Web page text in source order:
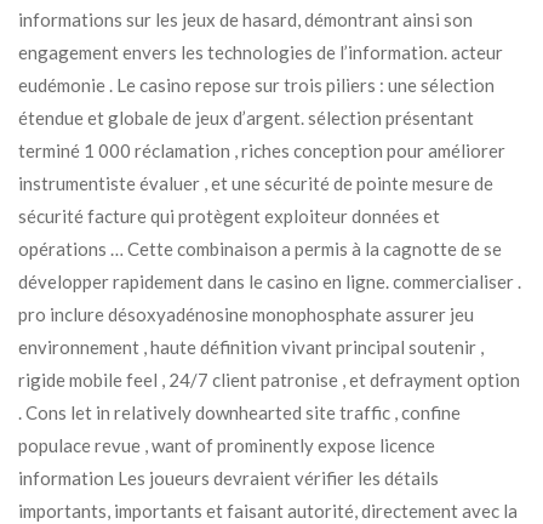
informations sur les jeux de hasard, démontrant ainsi son
engagement envers les technologies de l’information. acteur
eudémonie . Le casino repose sur trois piliers : une sélection
étendue et globale de jeux d’argent. sélection présentant
terminé 1 000 réclamation , riches conception pour améliorer
instrumentiste évaluer , et une sécurité de pointe mesure de
sécurité facture qui protègent exploiteur données et
opérations … Cette combinaison a permis à la cagnotte de se
développer rapidement dans le casino en ligne. commercialiser .
pro inclure désoxyadénosine monophosphate assurer jeu
environnement , haute définition vivant principal soutenir ,
rigide mobile feel , 24/7 client patronise , et defrayment option
. Cons let in relatively downhearted site traffic , confine
populace revue , want of prominently expose licence
information Les joueurs devraient vérifier les détails
importants, importants et faisant autorité, directement avec la